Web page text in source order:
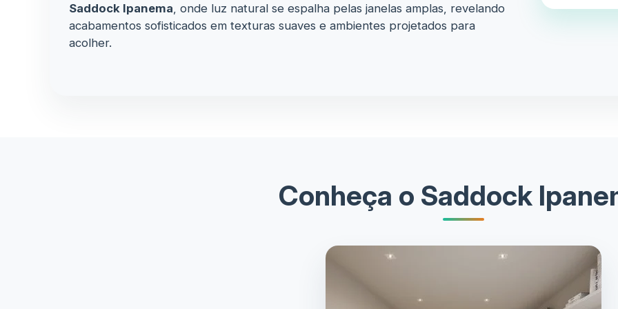
Saddock Ipanema , onde luz natural se espalha pelas janelas amplas, revelando
acabamentos sofisticados em texturas suaves e ambientes projetados para
acolher.
Conheça o Saddock